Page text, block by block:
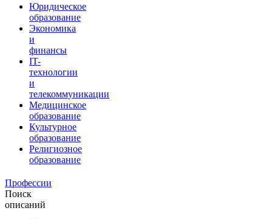
Юридическое
образование
Экономика
и
финансы
IT-
технологии
и
телекоммуникации
Медицинское
образование
Культурное
образование
Религиозное
образование
Профессии
Поиск
описаний